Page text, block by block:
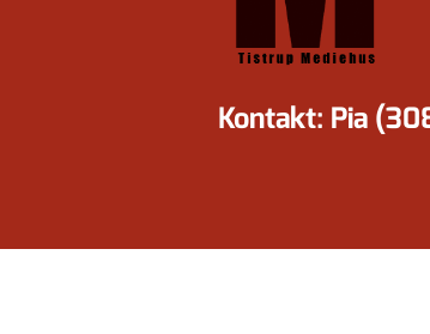
Kontakt: Pia